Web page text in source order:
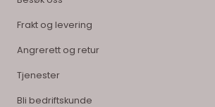
Frakt og levering
Angrerett og retur
Tjenester
Bli bedriftskunde